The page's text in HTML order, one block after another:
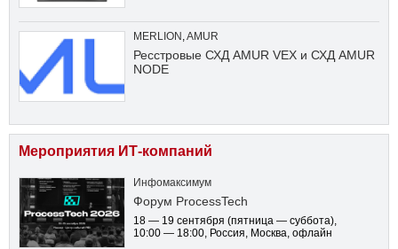
MERLION ,AMUR
Ресстровые СХД AMUR VEX и СХД AMUR
NODE
Мероприятия ИТ-компаний
Инфомаксимум
Форум ProcessTech
18 — 19 сентября (пятница — суббота),
10:00 — 18:00, Россия, Москва, офлайн